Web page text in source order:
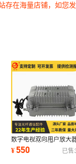
存在海量店铺，如您
数字电视双向用户放大
电专用有线电视双向干
大器
¥550 已售